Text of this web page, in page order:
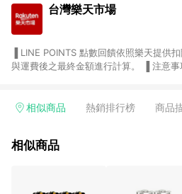
台灣樂天市場
與運費後之最終金額進行計算。 ▐ 注意事項 (1) 部分服務及店家
Smart mobile、神腦生活、JS巨盛、樂天
台灣樂天市場，並在同一瀏覽器於24小時
使用APP、或中途瀏覽比價網、回饋網
相似商品 熱銷排行榜 商品
相似商品